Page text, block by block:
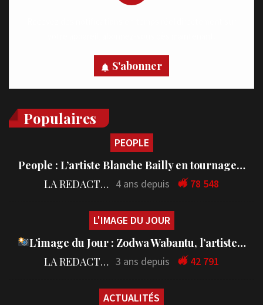
S'abonner
Populaires
PEOPLE
People : L’artiste Blanche Bailly en tournage…
LA REDACTION 4 ans depuis 78 548
L'IMAGE DU JOUR
L’image du Jour : Zodwa Wabantu, l’artiste…
LA REDACTION 3 ans depuis 42 791
ACTUALITÉS